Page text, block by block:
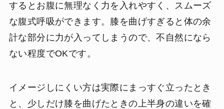
するとお腹に無理なく力を入れやすく、スムーズ
な腹式呼吸ができます。膝を曲げすぎると体の余
計な部分に力が入ってしまうので、不自然になら
ない程度でOKです。
イメージしにくい方は実際にまっすぐ立ったとき
と、少しだけ膝を曲げたときの上半身の違いを確